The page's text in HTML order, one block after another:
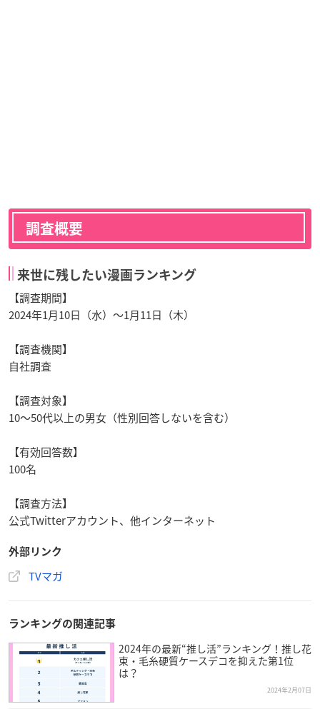
調査概要
来世に残したい漫画ランキング
【調査期間】
2024年1月10日（水）〜1月11日（木）
【調査機関】
自社調査
【調査対象】
10～50代以上の男女（性別回答しないを含む）
【有効回答数】
100名
【調査方法】
公式Twitterアカウント、他インターネット
外部リンク
TVマガ
ランキングの関連記事
2024年の最新“推し活”ランキング！推し花
束・毛糸硬質ケースデコを抑えた第1位
は？
2024年2月07日